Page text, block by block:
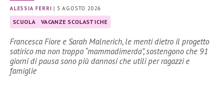
ALESSIA FERRI | 5 AGOSTO 2026
SCUOLA VACANZE SCOLASTICHE
Francesca Fiore e Sarah Malnerich, le menti dietro il progetto
satirico ma non troppo “mammadimerda”, sostengono che 91
giorni di pausa sono più dannosi che utili per ragazzi e
famiglie